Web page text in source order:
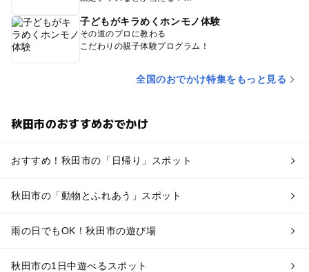
子どもがキラめくホンモノ体験
その道のプロに教わる
こだわりの親子体験プログラム！
全国のおでかけ特集をもっと見る
秋田市のおすすめおでかけ
おすすめ！秋田市の「日帰り」スポット
秋田市の「動物とふれあう」スポット
雨の日でもOK！秋田市の遊び場
秋田市の1日中遊べるスポット